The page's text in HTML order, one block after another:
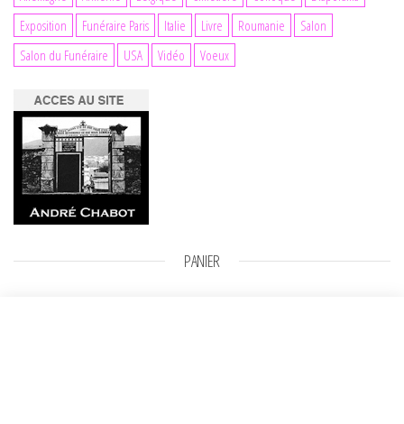
Exposition
Funéraire Paris Italie Livre Roumanie
Salon
Salon du Funéraire
USA Vidéo Voeux
PANIER